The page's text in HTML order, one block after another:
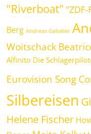
"Riverboat"
Berg Andreas Gabalier
Woitschack
Alfinito Die
Eurovision Song
Silbereisen
Helene Fischer